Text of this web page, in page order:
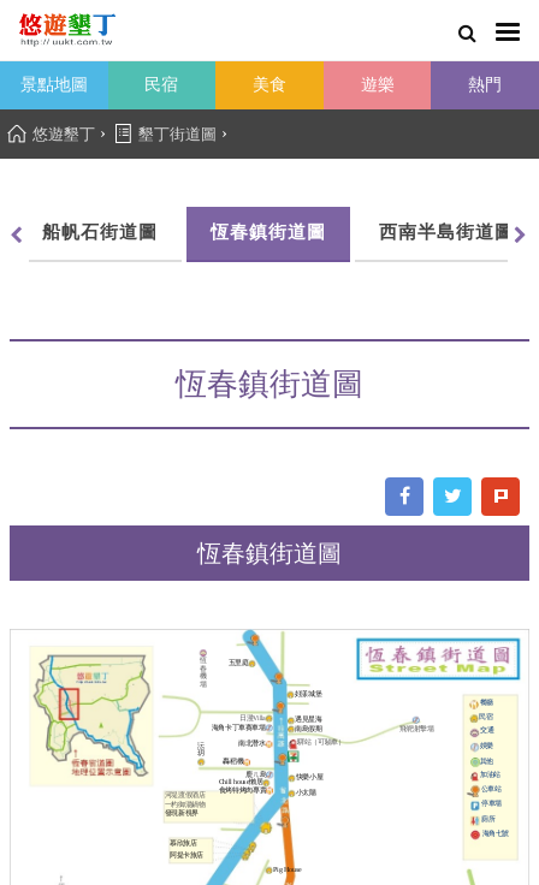
景點地圖 民宿 美食 遊樂 熱門
悠遊墾丁 › 墾丁街道圖 ›
船帆石街道圖 恆春鎮街道圖 西南半島街道圖
恆春鎮街道圖
恆春鎮街道圖
五里庭
餐廳
民宿
交通
娛樂
其他
加油站
公車站
停車場
廁所
海角七號
飛靶射擊場
驛站（可驗車）
南北潛水
小太陽
食烤特烤肉專賣
Pig House
轟稻機
發現新視界
好漾城堡
海角卡丁車賽車場
慕欣旅店
遇見星海
河堤渡假酒店
恆
春
機
場
鹿ㄦ島
Chill house懶居
南島假期
阿提卡旅店
沄
玥
快樂小屋
日漫Villa
一杓御湯鍋物